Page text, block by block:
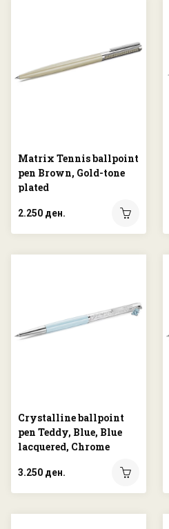
Matrix Tennis ballpoint
pen Brown, Gold-tone
plated
2.250 ден.
Crystalline ballpoint
pen Teddy, Blue, Blue
lacquered, Chrome
3.250 ден.